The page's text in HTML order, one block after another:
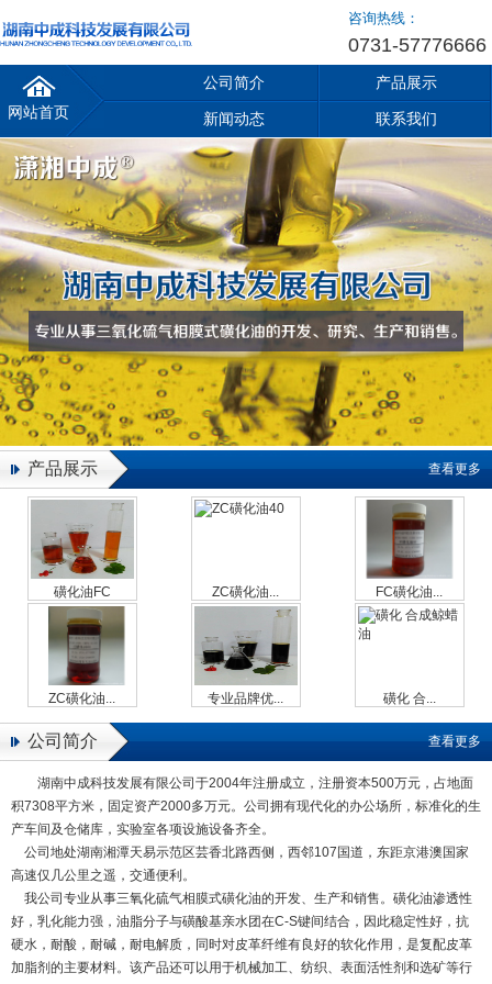
咨询热线：
0731-57776666
网站首页
公司简介 产品展示
新闻动态 联系我们
产品展示 查看更多
磺化油FC ZC磺化油... FC磺化油...
ZC磺化油... 专业品牌优... 磺化 合...
公司简介 查看更多
湖南中成科技发展有限公司于2004年注册成立，注册资本500万元，占地面
积7308平方米，固定资产2000多万元。公司拥有现代化的办公场所，标准化的生
产车间及仓储库，实验室各项设施设备齐全。
公司地处湖南湘潭天易示范区芸香北路西侧，西邻107国道，东距京港澳国家
高速仅几公里之遥，交通便利。
我公司专业从事三氧化硫气相膜式磺化油的开发、生产和销售。磺化油渗透性
好，乳化能力强，油脂分子与磺酸基亲水团在C-S键间结合，因此稳定性好，抗
硬水，耐酸，耐碱，耐电解质，同时对皮革纤维有良好的软化作用，是复配皮革
加脂剂的主要材料。该产品还可以用于机械加工、纺织、表面活性剂和选矿等行